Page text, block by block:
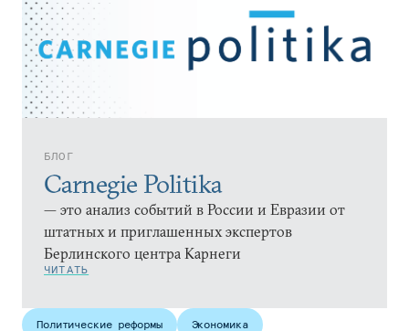
БЛОГ
Carnegie Politika
— это анализ событий в России и Евразии от
штатных и приглашенных экспертов
Берлинского центра Карнеги
ЧИТАТЬ
Политические реформы Экономика